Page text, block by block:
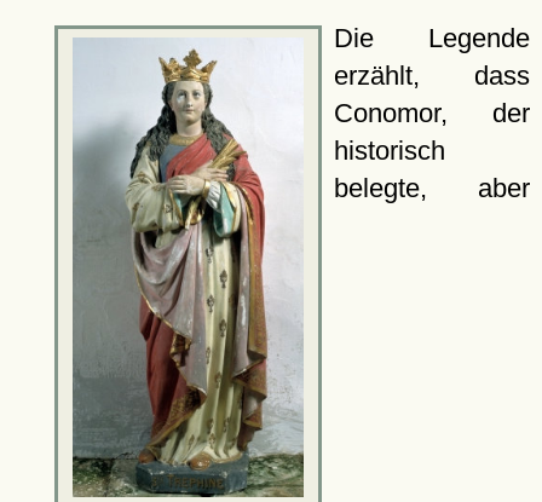
Die Legende
erzählt, dass
Conomor, der
historisch
belegte, aber